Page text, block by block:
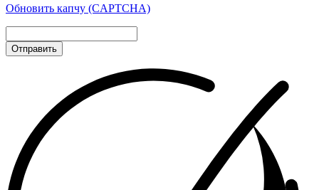
Обновить капчу (CAPTCHA)
Отправить